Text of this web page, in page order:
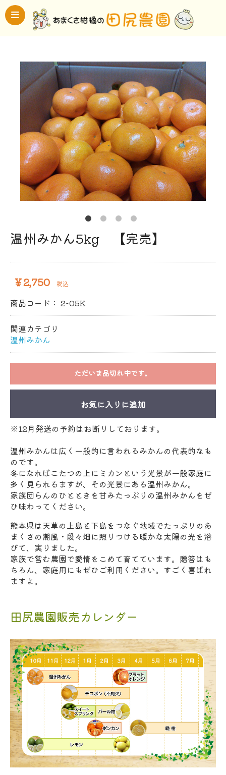
温州みかん5kg 【完売】
￥2,750 税込
商品コード： 2-05K
関連カテゴリ
温州みかん
ただいま品切れ中です。
お気に入りに追加
※12月発送の予約はお断りしております。
温州みかんは広く一般的に言われるみかんの代表的なも
のです。
冬になればこたつの上にミカンという光景が一般家庭に
多く見られるますが、その光景にある温州みかん。
家族団らんのひとときを甘みたっぷりの温州みかんをぜ
ひ味わってください。
熊本県は天草の上島と下島をつなぐ地域でたっぷりのあ
まくさの潮風・段々畑に照りつける暖かな太陽の光を浴
びて、実りました。
家族で営む農園で愛情をこめて育てています。贈答はも
ちろん、家庭用にもぜひご利用ください。すごく喜ばれ
ますよ。
田尻農園販売カレンダー